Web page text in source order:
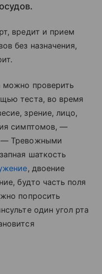
вредит и прием
без назначения,
можно проверить
теста, во время
зрение, лицо,
симптомов, —
— Тревожными
шаткость
, двоение
будто часть поля
попросить
один угол рта